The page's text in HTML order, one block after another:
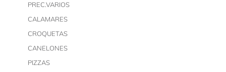
PREC.VARIOS
CALAMARES
CROQUETAS
CANELONES
PIZZAS